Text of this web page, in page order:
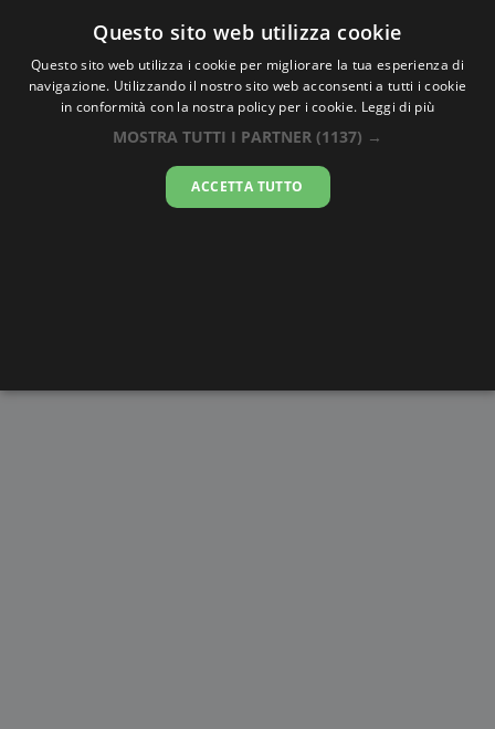
Oraesatta.co
Ora EsattaMarovoay
10:53:47
Questo sito web utilizza cookie
Questo sito web utilizza i cookie per migliorare la tua esperienza di
navigazione. Utilizzando il nostro sito web acconsenti a tutti i cookie
in conformità con la nostra policy per i cookie. Leggi di più
MOSTRA TUTTI I PARTNER (1137) →
ACCETTA TUTTO